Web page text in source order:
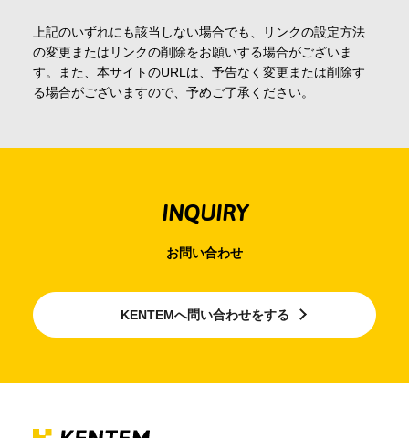
上記のいずれにも該当しない場合でも、リンクの設定方法
の変更またはリンクの削除をお願いする場合がございま
す。また、本サイトのURLは、予告なく変更または削除す
る場合がございますので、予めご了承ください。
INQUIRY
お問い合わせ
KENTEMへ問い合わせをする